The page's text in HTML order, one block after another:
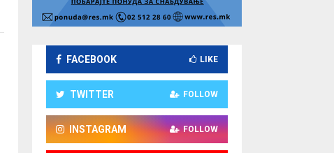
FACEBOOK LIKE
TWITTER FOLLOW
INSTAGRAM FOLLOW